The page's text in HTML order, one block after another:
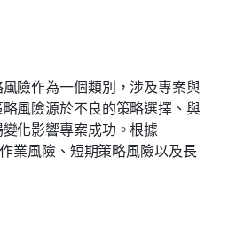
險作為一個類別，涉及專案與
風險源於不良的策略選擇、與
化影響專案成功。根據
業風險、短期策略風險以及長